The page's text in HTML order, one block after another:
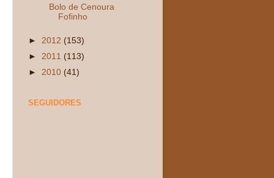
Bolo de Cenoura
Fofinho
► 2012 (153)
► 2011 (113)
► 2010 (41)
SEGUIDORES